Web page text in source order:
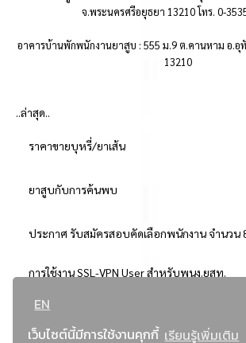
EN
เว็บไซต์นี้มีการใช้งานคุกกี้ เรียนรู้เพิ่มเติม
จ.พระนครศรีอยุธยา 13210 โทร. 0-
อาคารบ้านพักพนักงานยาสูบ : 555 ม.9 ต.คานหาม อ.อุ
13210
..ล่าสุด..
ราคาขายบุหรี่/ยาเส้น
ยาสูบกับการค้นพบ
ประกาศ รับสมัครสอบคัดเลือกพนักงาน จำนวน
การใช้งาน SSL-VPN User สำหรับพนง.ยสท.
..ยอดนิยม..